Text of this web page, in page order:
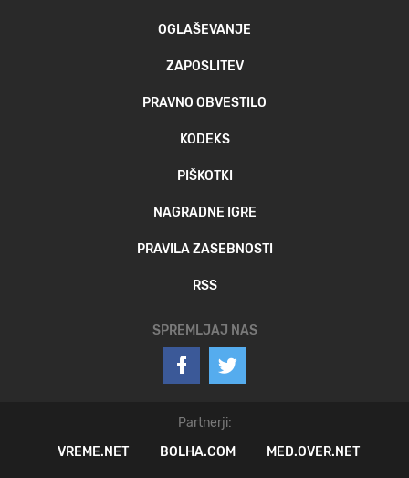
OGLAŠEVANJE
ZAPOSLITEV
PRAVNO OBVESTILO
KODEKS
PIŠKOTKI
NAGRADNE IGRE
PRAVILA ZASEBNOSTI
RSS
SPREMLJAJ NAS
Partnerji:
VREME.NET
BOLHA.COM MED.OVER.NET